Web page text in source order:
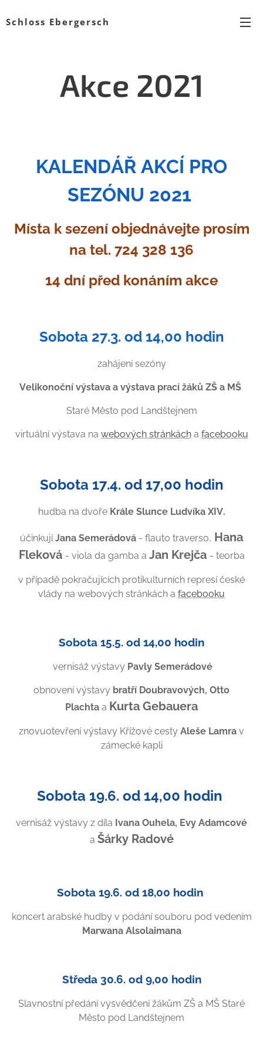
Schloss Ebergersch
Akce 2021
KALENDÁŘ AKCÍ PRO
SEZÓNU 2021
Místa k sezení objednávejte prosím
na tel. 724 328 136
14 dní před konáním akce
Sobota 27.3. od 14,00 hodin
zahájení sezóny
Velikonoční výstava a výstava prací žáků ZŠ a MŠ
Staré Město pod Landštejnem
virtuální výstava na webových stránkácha facebooku
Sobota 17.4. od 17,00 hodin
hudba na dvoře Krále Slunce Ludvíka XIV.
účinkujíJana Semerádová - flauto traverso, Hana
Fleková - viola da gamba a Jan Krejča - teorba
v případě pokračujících protikulturních represí české
vlády na webových stránkách a facebooku
Sobota 15.5. od 14,00 hodin
vernisáž výstavy Pavly Semerádové
obnovení výstavy bratří Doubravových, Otto
Plachta a Kurta Gebauera
znovuotevření výstavy Křížové cesty Aleše Lamra v
zámecké kapli
Sobota 19.6. od 14,00 hodin
vernisáž výstavy z díla Ivana Ouhela, Evy Adamcové
a Šárky Radové
Sobota 19.6. od 18,00 hodin
koncert arabské hudby v podání souboru pod vedením
Marwana Alsolaimana
Středa 30.6. od 9,00 hodin
Slavnostní předání vysvědčení žákům ZŠ a MŠ Staré
Město pod Landštejnem